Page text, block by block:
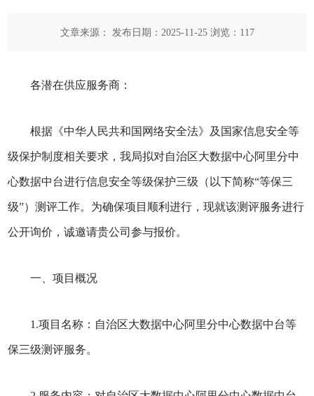
文章来源： 发布日期：2025-11-25 浏览： 117
各潜在供应服务商：
根据《中华人民共和国网络安全法》及国家信息安全等
级保护制度相关要求，我局拟对自治区大数据中心阿里分中
心数据中台进行信息安全等级保护三级（以下简称“等保三
级”）测评工作。为确保项目顺利进行，现就该测评服务进行
公开询价，诚邀请贵公司参与报价。
一、项目概况
1.项目名称：自治区大数据中心阿里分中心数据中台等
保三级测评服务。